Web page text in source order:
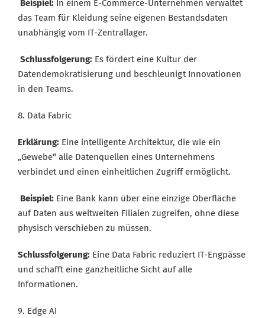
Beispiel: In einem E-Commerce-Unternehmen verwaltet
das Team für Kleidung seine eigenen Bestandsdaten
unabhängig vom IT-Zentrallager.
Schlussfolgerung: Es fördert eine Kultur der
Datendemokratisierung und beschleunigt Innovationen
in den Teams.
8. Data Fabric
Erklärung: Eine intelligente Architektur, die wie ein
„Gewebe“ alle Datenquellen eines Unternehmens
verbindet und einen einheitlichen Zugriff ermöglicht.
Beispiel: Eine Bank kann über eine einzige Oberfläche
auf Daten aus weltweiten Filialen zugreifen, ohne diese
physisch verschieben zu müssen.
Schlussfolgerung: Eine Data Fabric reduziert IT-Engpässe
und schafft eine ganzheitliche Sicht auf alle
Informationen.
9. Edge AI
inbox!
Sign up here to get the latest job openings
delivered directly to your inbox - you'll be
able to unsubscribe at any moment.